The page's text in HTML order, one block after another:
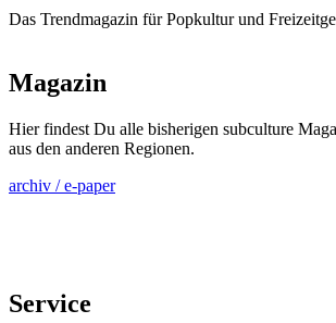
Das Trendmagazin für Popkultur und
Magazin
Hier findest Du alle bisherigen subculture
aus den anderen Regionen.
archiv / e-paper
Service